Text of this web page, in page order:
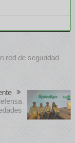
red de seguridad